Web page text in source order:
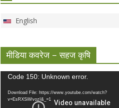
English
मीडिया कवरेज – सहज कृषि
Video
Code 150: Unknown error.
Download File: https://www.youtube.com/watch?
v=EsRXSiWvozI&_=1